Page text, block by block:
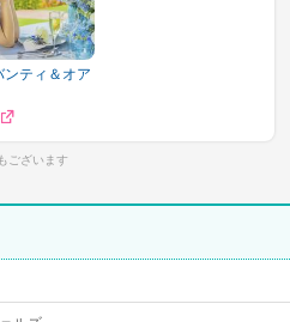
ンティ＆オア
ございます